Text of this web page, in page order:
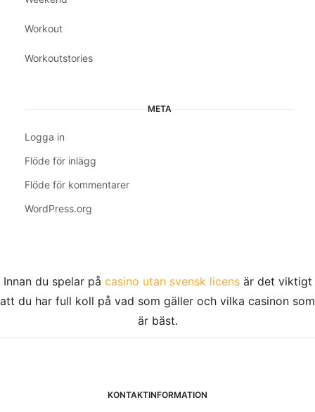
Workout
Workoutstories
META
Logga in
Flöde för inlägg
Flöde för kommentarer
WordPress.org
Innan du spelar på casino utan svensk licensär det viktigt
att du har full koll på vad som gäller och vilka casinon som
är bäst.
KONTAKTINFORMATION